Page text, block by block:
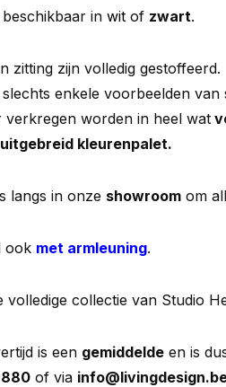
in wit of zwart.
zitting zijn volledig gestoffeerd.
enkele voorbeelden van
verkregen worden in heel wat
kleurenpalet.
langs in onze showroom om
ook met armleuning.
volledige collectie van Studio
is een gemiddelde en is
of via